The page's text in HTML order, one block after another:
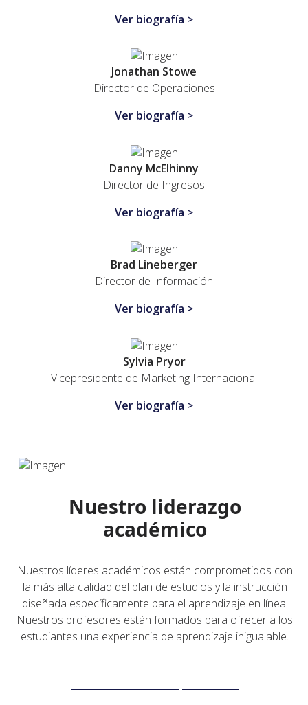
Ver biografía >
Jonathan Stowe
Director de Operaciones
Ver biografía >
Danny McElhinny
Director de Ingresos
Ver biografía >
Brad Lineberger
Director de Información
Ver biografía >
Sylvia Pryor
Vicepresidente de Marketing Internacional
Ver biografía >
Nuestro liderazgo
académico
Nuestros líderes académicos están comprometidos con
la más alta calidad del plan de estudios y la instrucción
diseñada específicamente para el aprendizaje en línea.
Nuestros profesores están formados para ofrecer a los
estudiantes una experiencia de aprendizaje inigualable.